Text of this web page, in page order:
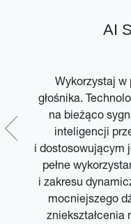
AI
Wykorzystaj w
głośnika.
na bieżąco
inteligencji
i dostosowującym
pełne
i zakresu
mocniejszego
zniekształcenia